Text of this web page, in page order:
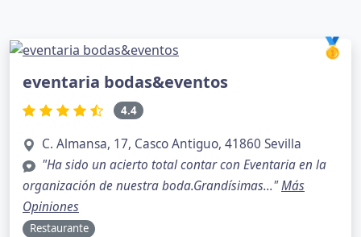
🥇
eventaria bodas&eventos
4.4
C. Almansa, 17, Casco Antiguo, 41860 Sevilla
"Ha sido un acierto total contar con Eventaria en la
organización de nuestra boda.Grandísimas..."Más
Opiniones
Restaurante